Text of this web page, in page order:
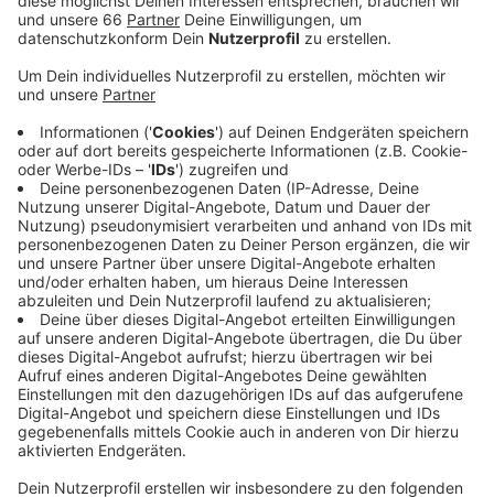
Sache mit derDüsseldorfer Baumschutzgruppe.
Um 12 Uhr wird es eine Demo auf dem Konrad-
geben.
Veröffentlicht: Freitag, 25.10.2019 05:31
Anzeige
Es geht um 28 Platanen, die im Zuge der
Neugestaltung des Platzes fallen könnten. Die
Baumschutzgruppe geht davon aus, dass das genau so
passieren wird. In Zeiten von Klimanotstand und
Luftverschmutzung sollte der Erhalt der Bäume
alternativlos sein, heißt es in einem Statement der
Baumschützer. Hier setzt auch auch die Fridays-for-
future-Bewegung an. Düsseldorf habe den
Klimanotstand ausgerufen - da dürfe man für das